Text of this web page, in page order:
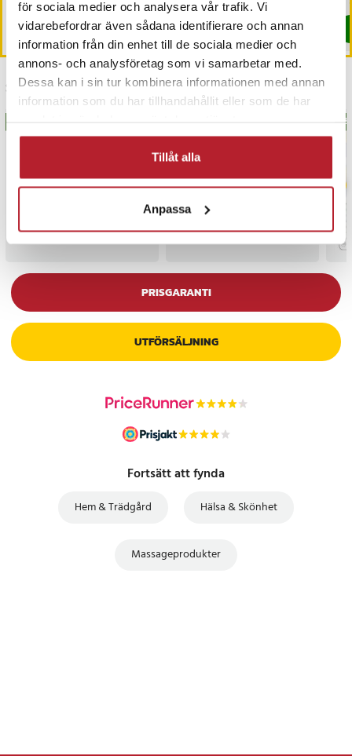
för sociala medier och analysera vår trafik. Vi
vidarebefordrar även sådana identifierare och annan
information från din enhet till de sociala medier och
annons- och analysföretag som vi samarbetar med.
Dessa kan i sin tur kombinera informationen med annan
information som du har tillhandahållit eller som de har
Tillåt alla
Anpassa
Köp
Köp
Senast besökta
PRISGARANTI
UTFÖRSÄLJNING
Fortsätt att fynda
Hem & Trädgård Hälsa & Skönhet
Massageprodukter